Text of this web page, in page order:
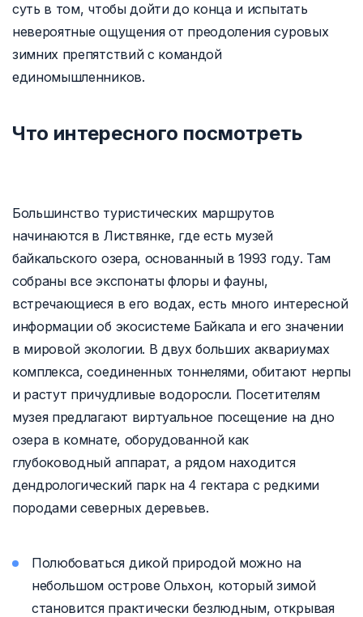
суть в том, чтобы дойти до конца и испытать
невероятные ощущения от преодоления суровых
зимних препятствий с командой
единомышленников.
Что интересного посмотреть
Большинство туристических маршрутов
начинаются в Листвянке, где есть музей
байкальского озера, основанный в 1993 году. Там
собраны все экспонаты флоры и фауны,
встречающиеся в его водах, есть много интересной
информации об экосистеме Байкала и его значении
в мировой экологии. В двух больших аквариумах
комплекса, соединенных тоннелями, обитают нерпы
и растут причудливые водоросли. Посетителям
музея предлагают виртуальное посещение на дно
озера в комнате, оборудованной как
глубоководный аппарат, а рядом находится
дендрологический парк на 4 гектара с редкими
породами северных деревьев.
Полюбоваться дикой природой можно на
небольшом острове Ольхон, который зимой
становится практически безлюдным, открывая